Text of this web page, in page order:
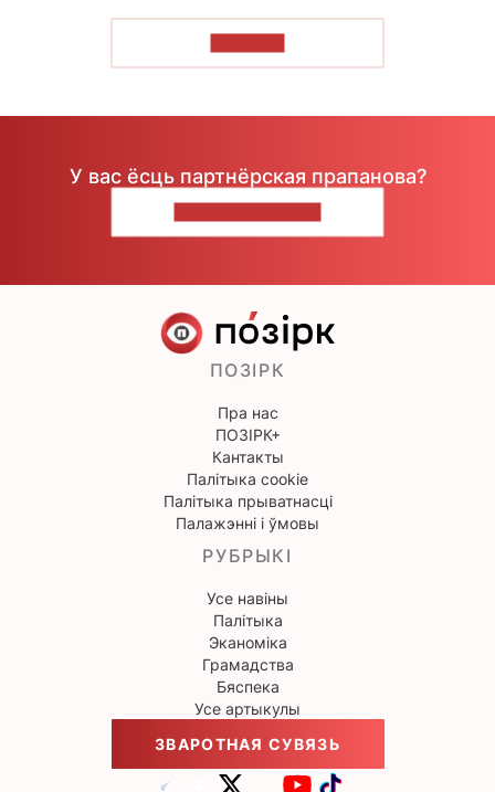
У вас ёсць партнёрская прапанова?
ПОЗІРК
Пра нас
ПОЗІРК+
Кантакты
Палітыка cookie
Палітыка прыватнасці
Палажэнні і ўмовы
РУБРЫКІ
Усе навіны
Палітыка
Эканоміка
Грамадства
Бяспека
Усе артыкулы
ЗВАРОТНАЯ СУВЯЗЬ